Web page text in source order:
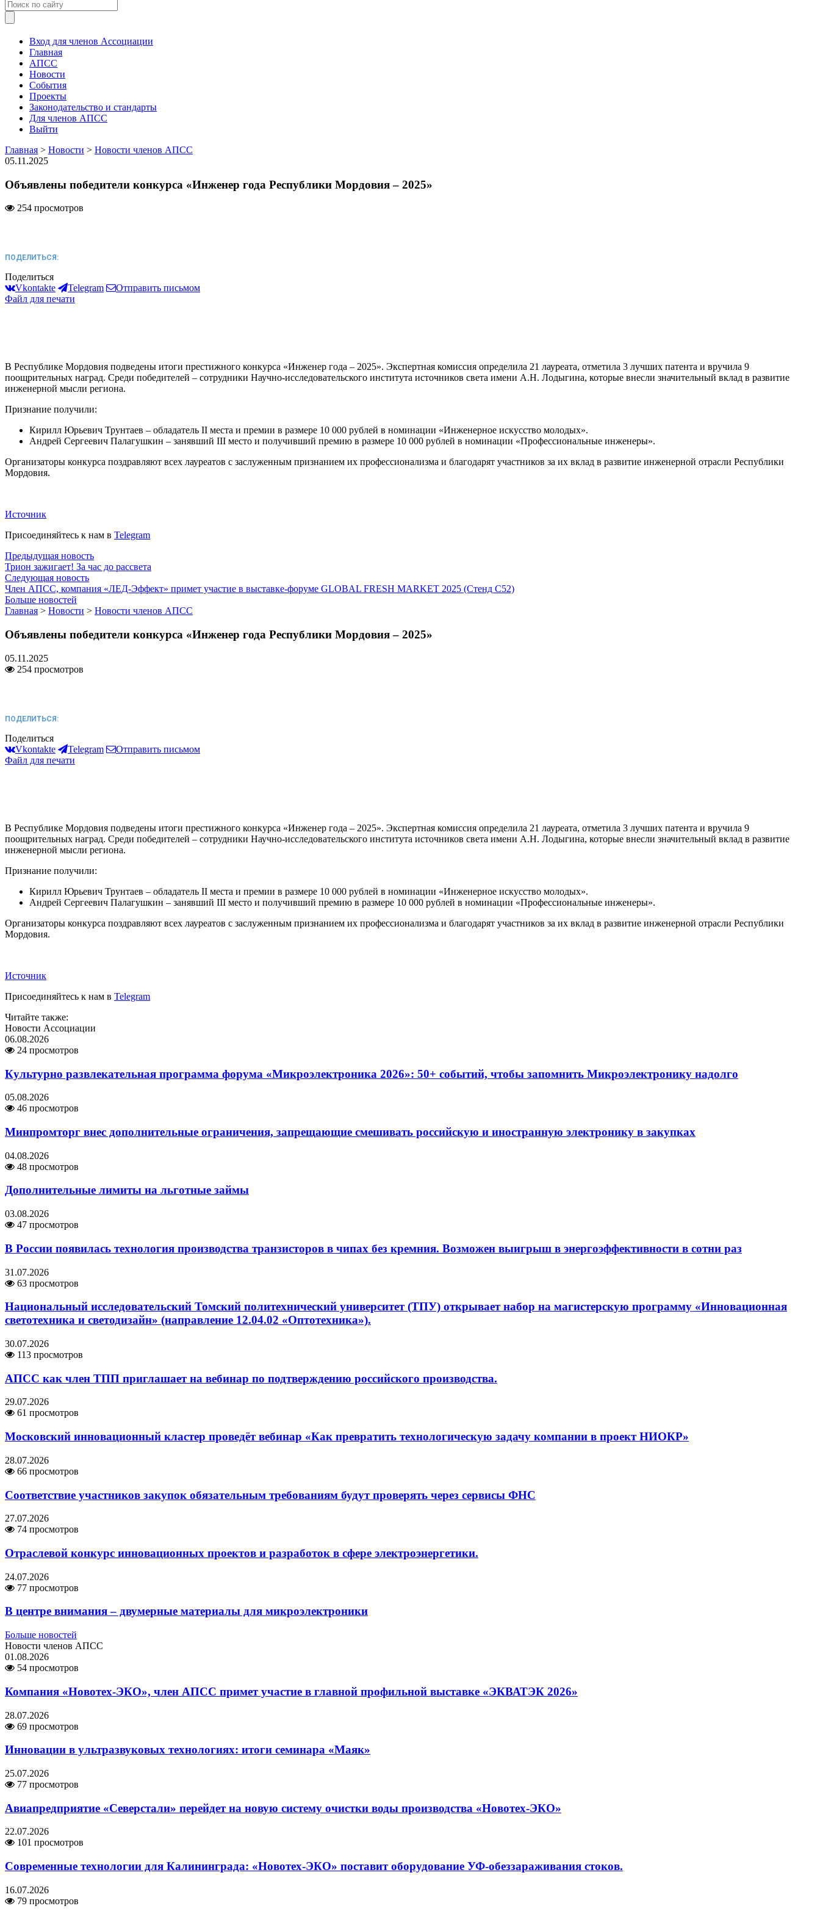
Вход для членов Ассоциации
Главная
АПСС
Новости
События
Проекты
Законодательство и стандарты
Для членов АПСС
Выйти
Главная > Новости > Новости членов АПСС
05.11.2025
Объявлены победители конкурса «Инженер года Республики Мордовия – 2025»
254 просмотров
ПОДЕЛИТЬСЯ:
Поделиться
Vkontakte
Telegram
Отправить письмом
Файл для печати
В Республике Мордовия подведены итоги престижного конкурса «Инженер года – 2025». Экспертная комиссия определила 21 лауреата, отметила 3 лучших патента и вручила 9
поощрительных наград. Среди победителей – сотрудники Научно-исследовательского института источников света имени А.Н. Лодыгина, которые внесли значительный вклад в развитие
инженерной мысли региона.
Признание получили:
Кирилл Юрьевич Трунтаев – обладатель II места и премии в размере 10 000 рублей в номинации «Инженерное искусство молодых».
Андрей Сергеевич Палагушкин – занявший III место и получивший премию в размере 10 000 рублей в номинации «Профессиональные инженеры».
Организаторы конкурса поздравляют всех лауреатов с заслуженным признанием их профессионализма и благодарят участников за их вклад в развитие инженерной отрасли Республики
Мордовия.
Источник
Присоединяйтесь к нам в Telegram
Предыдущая новость
Трион зажигает! За час до рассвета
Следующая новость
Член АПСС, компания «ЛЕД-Эффект» примет участие в выставке-форуме GLOBAL FRESH MARKET 2025 (Стенд С52)
Больше новостей
Главная > Новости > Новости членов АПСС
Объявлены победители конкурса «Инженер года Республики Мордовия – 2025»
05.11.2025
254 просмотров
ПОДЕЛИТЬСЯ:
Поделиться
Vkontakte
Telegram
Отправить письмом
Файл для печати
В Республике Мордовия подведены итоги престижного конкурса «Инженер года – 2025». Экспертная комиссия определила 21 лауреата, отметила 3 лучших патента и вручила 9
поощрительных наград. Среди победителей – сотрудники Научно-исследовательского института источников света имени А.Н. Лодыгина, которые внесли значительный вклад в развитие
инженерной мысли региона.
Признание получили:
Кирилл Юрьевич Трунтаев – обладатель II места и премии в размере 10 000 рублей в номинации «Инженерное искусство молодых».
Андрей Сергеевич Палагушкин – занявший III место и получивший премию в размере 10 000 рублей в номинации «Профессиональные инженеры».
Организаторы конкурса поздравляют всех лауреатов с заслуженным признанием их профессионализма и благодарят участников за их вклад в развитие инженерной отрасли Республики
Мордовия.
Источник
Присоединяйтесь к нам в Telegram
Читайте также:
Новости Ассоциации
06.08.2026
24 просмотров
Культурно развлекательная программа форума «Микроэлектроника 2026»: 50+ событий, чтобы запомнить Микроэлектронику надолго
05.08.2026
46 просмотров
Минпромторг внес дополнительные ограничения, запрещающие смешивать российскую и иностранную электронику в закупках
04.08.2026
48 просмотров
Дополнительные лимиты на льготные займы
03.08.2026
47 просмотров
В России появилась технология производства транзисторов в чипах без кремния. Возможен выигрыш в энергоэффективности в сотни раз
31.07.2026
63 просмотров
Национальный исследовательский Томский политехнический университет (ТПУ) открывает набор на магистерскую программу «Инновационная
светотехника и светодизайн» (направление 12.04.02 «Оптотехника»).
30.07.2026
113 просмотров
АПСС как член ТПП приглашает на вебинар по подтверждению российского производства.
29.07.2026
61 просмотров
Московский инновационный кластер проведёт вебинар «Как превратить технологическую задачу компании в проект НИОКР»
28.07.2026
66 просмотров
Соответствие участников закупок обязательным требованиям будут проверять через сервисы ФНС
27.07.2026
74 просмотров
Отраслевой конкурс инновационных проектов и разработок в сфере электроэнергетики.
24.07.2026
77 просмотров
В центре внимания – двумерные материалы для микроэлектроники
Больше новостей
Новости членов АПСС
01.08.2026
54 просмотров
Компания «Новотех-ЭКО», член АПСС примет участие в главной профильной выставке «ЭКВАТЭК 2026»
28.07.2026
69 просмотров
Инновации в ультразвуковых технологиях: итоги семинара «Маяк»
25.07.2026
77 просмотров
Авиапредприятие «Северстали» перейдет на новую систему очистки воды производства «Новотех-ЭКО»
22.07.2026
101 просмотров
Современные технологии для Калининграда: «Новотех-ЭКО» поставит оборудование УФ-обеззараживания стоков.
16.07.2026
79 просмотров